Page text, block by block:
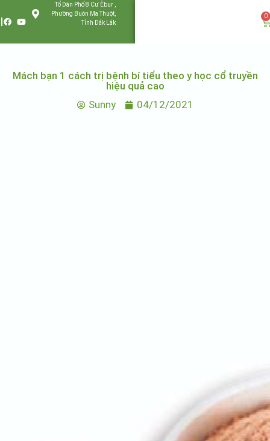
Tổ Dân Phố 8 Cư Êbur ,
Phường Buôn Ma Thuột,
Tỉnh Đắk Lắk
0
Mách bạn 1 cách trị bệnh bí tiểu theo y học cổ truyền
hiệu quả cao
Sunny
04/12/2021